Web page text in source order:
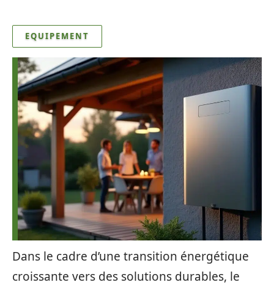
EQUIPEMENT
Dans le cadre d’une transition énergétique
croissante vers des solutions durables, le